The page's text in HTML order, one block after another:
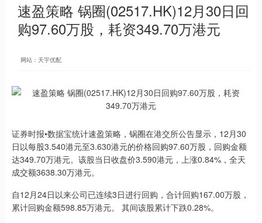
速盈策略 锅圈(02517.HK)12月30日回
购97.60万股，耗资349.70万港元
网站：天宇优配
证券时报•数据宝统计速盈策略，锅圈在港交所公告显示，12月30
日以每股3.540港元至3.630港元的价格回购97.60万股，回购金额
达349.70万港元。该股当日收盘价3.590港元，上涨0.84%，全天
成交额3638.30万港元。
自12月24日以来公司已连续3日进行回购，合计回购167.00万股，
累计回购金额598.85万港元。 其间该股累计下跌0.28%。